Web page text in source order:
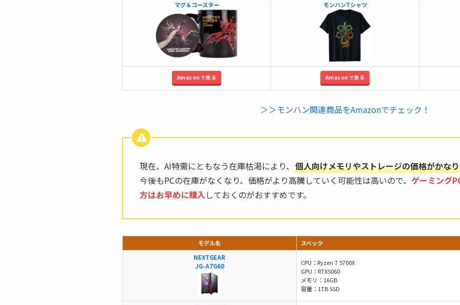
マグ＆コースター モンハンTシャツ
Amazonで見る Amazonで見る
＞＞モンハン関連商品をAmazonでチェック！
現在、AI特需にともなう在庫枯渇により、 個人向けメモリやストレージの価格がかな
今後もPCの在庫がなくなり、価格がより高騰していく可能性は高いので、 ゲーミング
方はお早めに購入しておくのがおすすめです。
モデル名
スペック
NEXTGEAR
JG-A7G60
CPU：Ryzen 7 5700X
GPU：RTX5060
メモリ：16GB
容量：1TB SSD